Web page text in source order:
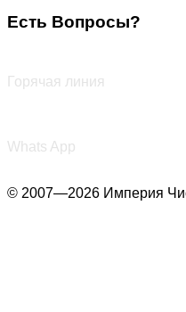
Есть Вопросы?
Горячая линия
Whats App
© 2007—2026 Империя